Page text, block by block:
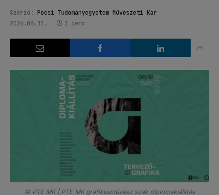
Szerző: Pécsi Tudományegyetem Művészeti Kar
2026.06.11.
2 perc
© PTE MK | PTE MK grafikusművész szak diplomakiállítás